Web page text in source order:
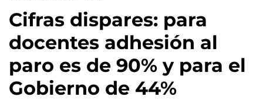
Cifras dispares: para
docentes adhesión al
paro es de 90% y para el
Gobierno de 44%